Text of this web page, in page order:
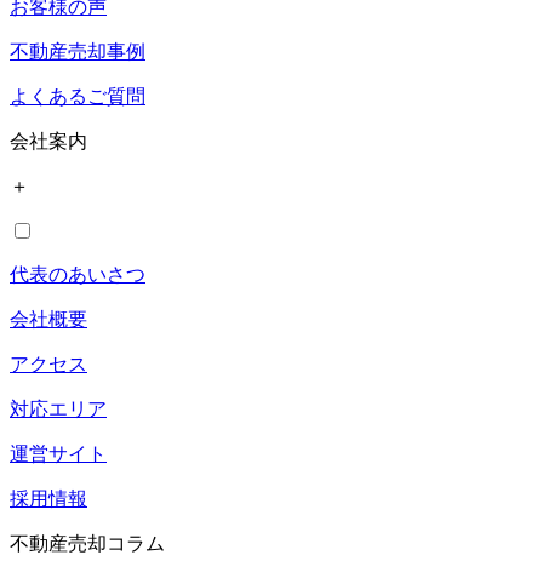
お客様の声
不動産売却事例
よくあるご質問
会社案内
＋
代表のあいさつ
会社概要
アクセス
対応エリア
運営サイト
採用情報
不動産売却コラム